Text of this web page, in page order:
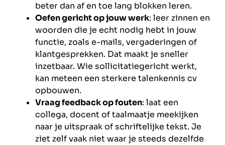
beter dan af en toe lang blokken leren.
Oefen gericht op jouw werk: leer zinnen en
woorden die je echt nodig hebt in jouw
functie, zoals e-mails, vergaderingen of
klantgesprekken. Dat maakt je sneller
inzetbaar. Wie sollicitatiegericht werkt,
kan meteen een sterkere talenkennis cv
opbouwen.
Vraag feedback op fouten: laat een
collega, docent of taalmaatje meekijken
naar je uitspraak of schriftelijke tekst. Je
ziet zelf vaak niet waar je steeds dezelfde